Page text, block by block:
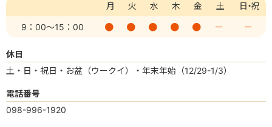
月
火 水 木 金 土 日・祝
9：00～15：00 ー ー
休日
土・日・祝日・お盆（ウークイ）・年末年始（12/29-1/3）
電話番号
098-996-1920